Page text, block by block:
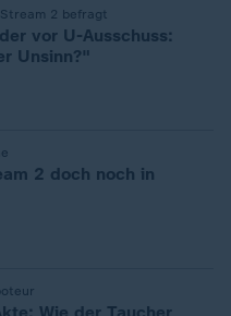
2 befragt
vor U-Ausschuss:
Unsinn?"
2 doch noch in